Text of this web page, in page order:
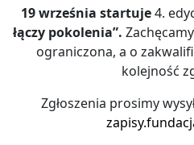
19 września startuje4.
łączy pokolenia”.
ograniczona, a o
kolejność
Zgłoszenia prosimy